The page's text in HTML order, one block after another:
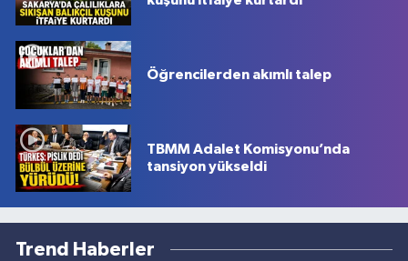
Öğrencilerden akımlı talep
TBMM Adalet Komisyonu’nda
tansiyon yükseldi
Trend Haberler